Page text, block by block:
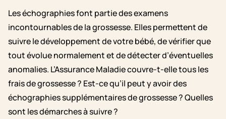
Les échographies font partie des examens
incontournables de la grossesse. Elles permettent de
suivre le développement de votre bébé, de vérifier que
tout évolue normalement et de détecter d’éventuelles
anomalies. L’Assurance Maladie couvre-t-elle tous les
frais de grossesse ? Est-ce qu’il peut y avoir des
échographies supplémentaires de grossesse ? Quelles
sont les démarches à suivre ?